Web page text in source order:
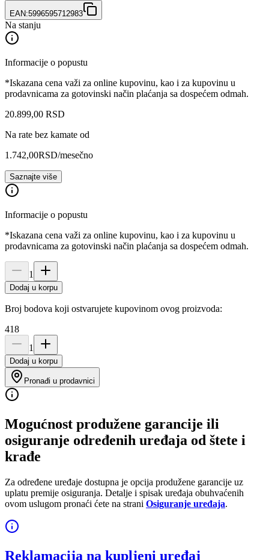
EAN:5996595712983
Na stanju
Informacije o popustu
*Iskazana cena važi za online kupovinu, kao i za kupovinu u
prodavnicama za gotovinski način plaćanja sa dospećem odmah.
20.899,00 RSD
Na rate bez kamate od
1.742,00RSD/mesečno
Saznajte više
Informacije o popustu
*Iskazana cena važi za online kupovinu, kao i za kupovinu u
prodavnicama za gotovinski način plaćanja sa dospećem odmah.
1
Dodaj u korpu
Broj bodova koji ostvarujete kupovinom ovog proizvoda:
418
1
Dodaj u korpu
Pronađi u prodavnici
Mogućnost produžene garancije ili
osiguranje određenih uređaja od štete i
krađe
Za određene uređaje dostupna je opcija produžene garancije uz
uplatu premije osiguranja. Detalje i spisak uređaja obuhvaćenih
ovom uslugom pronaći ćete na strani Osiguranje uređaja.
Reklamacija na kupljeni uređaj